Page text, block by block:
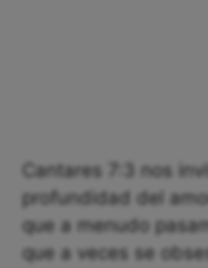
Cantares 7:3 nos
profundidad del
que a menudo
que a veces se